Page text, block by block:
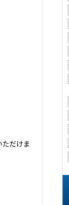
ただけま